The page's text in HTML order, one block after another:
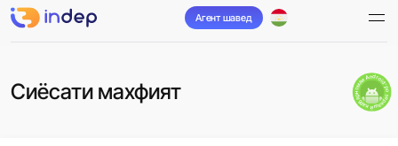
Агент шавед
Сиёсати махфият барномаи Android-ро